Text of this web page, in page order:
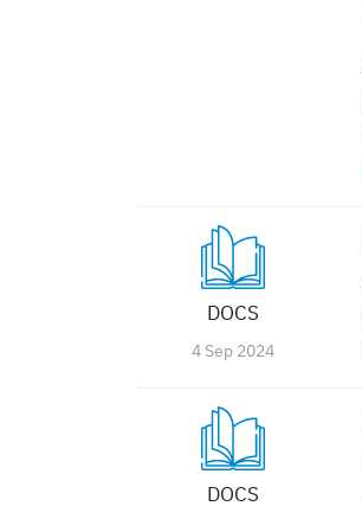
DOCS
4 Sep 2024
DOCS